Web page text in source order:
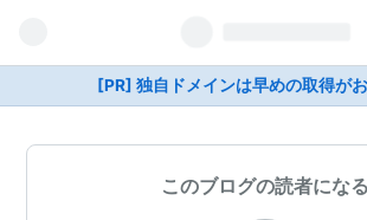
[PR] 独自ドメインは早めの取得が
このブログの読者になる